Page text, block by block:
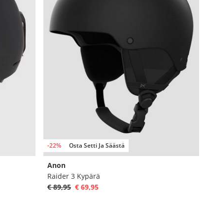
-22% Osta Setti Ja Säästä
Anon
Raider 3 Kypärä
€ 89,95 € 69,95